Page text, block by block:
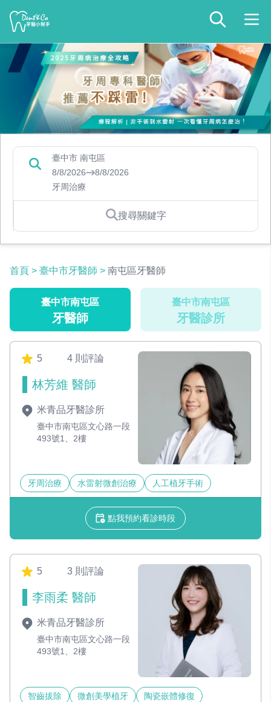
臺中市 南屯區
8/8/2026
8/8/2026
牙周治療
搜尋關鍵字
首頁 > 臺中市牙醫師 > 南屯區牙醫師
臺中市南屯區
牙醫師
臺中市南屯區
牙醫診所
5 4 則評論
林芳維 醫師
米青品牙醫診所
臺中市南屯區文心路一段
493號1、2樓
牙周治療 水雷射微創治療 人工植牙手術
點我預約看診時段
5 3 則評論
李雨柔 醫師
米青品牙醫診所
臺中市南屯區文心路一段
493號1、2樓
智齒拔除 微創美學植牙 陶瓷嵌體修復